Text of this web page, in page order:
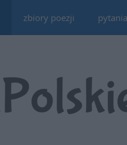
zbiory poezji